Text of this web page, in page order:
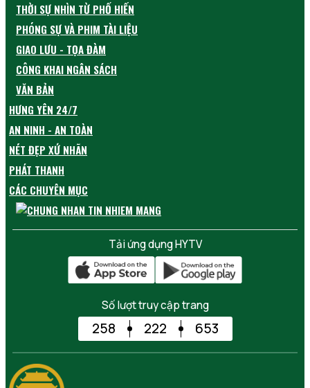
THỜI SỰ NHÌN TỪ PHỐ HIẾN
PHÓNG SỰ VÀ PHIM TÀI LIỆU
GIAO LƯU - TỌA ĐÀM
CÔNG KHAI NGÂN SÁCH
VĂN BẢN
HƯNG YÊN 24/7
AN NINH - AN TOÀN
NÉT ĐẸP XỨ NHÃN
PHÁT THANH
CÁC CHUYÊN MỤC
Tải ứng dụng HYTV
Số lượt truy cập trang
258 222 653